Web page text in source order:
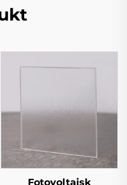
Fotovoltaisk